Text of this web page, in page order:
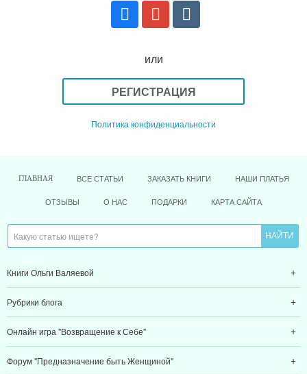
или
РЕГИСТРАЦИЯ
Политика конфиденциальности
ГЛАВНАЯ ВСЕ СТАТЬИ ЗАКАЗАТЬ КНИГИ НАШИ ПЛАТЬЯ
ОТЗЫВЫ О НАС ПОДАРКИ КАРТА САЙТА
Книги Ольги Валяевой
Рубрики блога
Онлайн игра "Возвращение к Себе"
Форум "Предназначение быть Женщиной"